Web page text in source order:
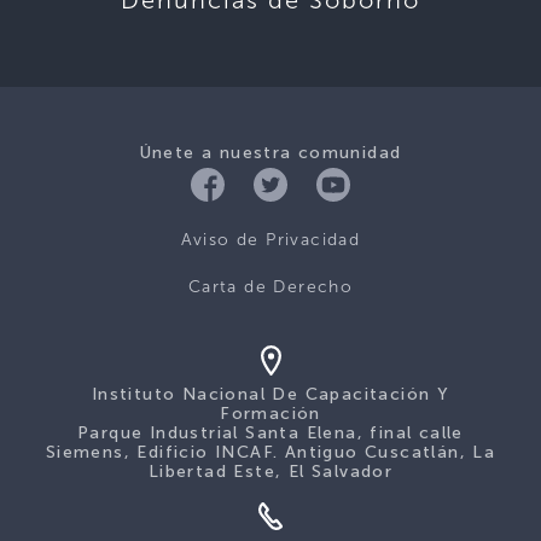
Únete a nuestra comunidad
Aviso de Privacidad
Carta de Derecho
Instituto Nacional De Capacitación Y
Formación
Parque Industrial Santa Elena, final calle
Siemens, Edificio INCAF. Antiguo Cuscatlán, La
Libertad Este, El Salvador